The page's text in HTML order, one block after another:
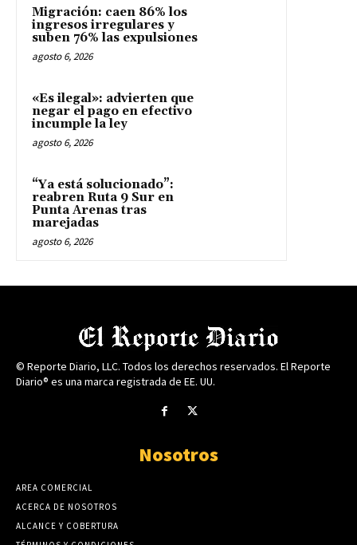
Migración: caen 86% los
ingresos irregulares y
suben 76% las expulsiones
agosto 6, 2026
«Es ilegal»: advierten que
negar el pago en efectivo
incumple la ley
agosto 6, 2026
“Ya está solucionado”:
reabren Ruta 9 Sur en
Punta Arenas tras
marejadas
agosto 6, 2026
© Reporte Diario, LLC. Todos los derechos reservados. El Reporte
Diario® es una marca registrada de EE. UU.
Nosotros
AREA COMERCIAL
ACERCA DE NOSOTROS
ALCANCE Y COBERTURA